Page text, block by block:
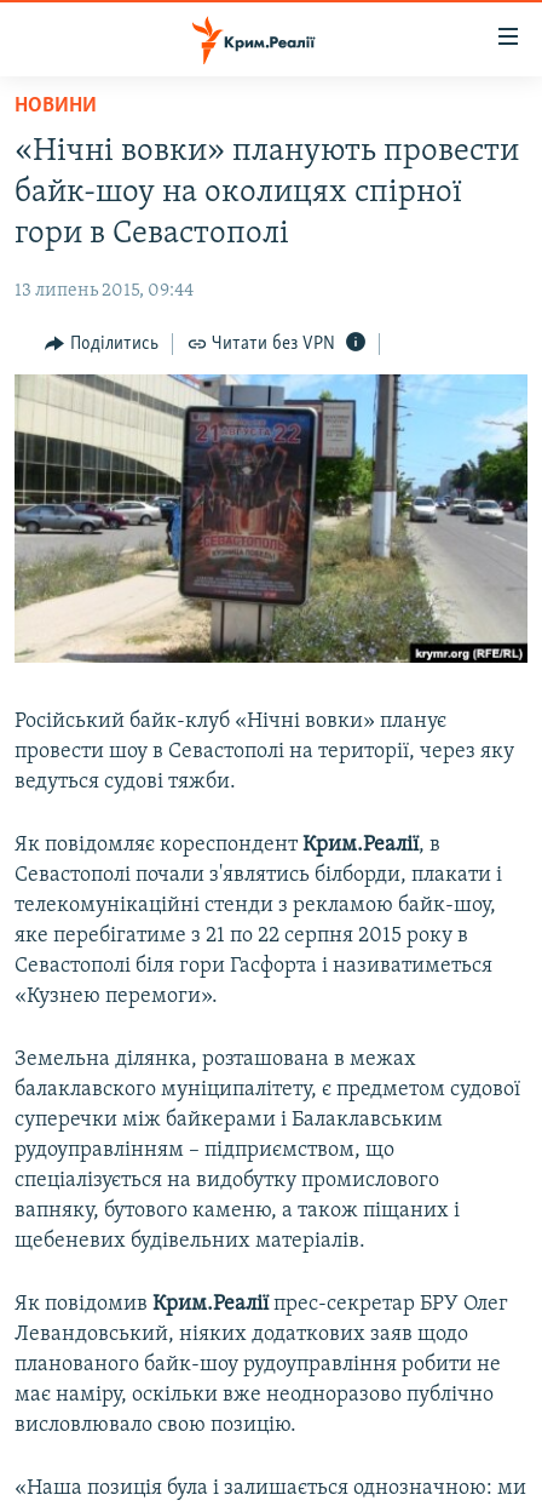
Перейти
основного
матеріалу
до
основної
Перейти
до
пошуку
ВОДА.КРИМ
ВІДЕО ТА ФОТО
БЛОГИ
ПОГЛЯД
ІНТЕРВ'Ю
ВСЕ ЗА ДЕНЬ
СПЕЦПРОЕКТИ
ДЕПОРТАЦІЯ
ВІДЕОУРОКИ «ELIFBE»
СВІДЧЕННЯ ОКУПАЦІЇ
УКРАЇНСЬКА ПРОБЛЕМА КРИМУ
ЯК ОБІЙТИ БЛОКУВАННЯ
Русский
Qırımtatar
НОВИНИ
«Нічні вовки» планують провести
байк-шоу на околицях спірної
гори в Севастополі
13 липень 2015, 09:44
Поділитись Читати без VPN
Російський байк-клуб «Нічні вовки» планує
провести шоу в Севастополі на території, через яку
ведуться судові тяжби.
Як повідомляє кореспондентКрим.Реалії, в
Севастополі почали з'являтись білборди, плакати і
телекомунікаційні стенди з рекламою байк-шоу,
яке перебігатиме з 21 по 22 серпня 2015 року в
Севастополі біля гори Гасфорта і називатиметься
«Кузнею перемоги».
Земельна ділянка, розташована в межах
балаклавского муніципалітету, є предметом судової
суперечки між байкерами і Балаклавським
рудоуправлінням – підприємством, що
спеціалізується на видобутку промислового
вапняку, бутового каменю, а також піщаних і
щебеневих будівельних матеріалів.
Як повідомив Крим.Реаліїпрес-секретар БРУ Олег
Левандовський, ніяких додаткових заяв щодо
планованого байк-шоу рудоуправління робити не
має наміру, оскільки вже неодноразово публічно
висловлювало свою позицію.
«Наша позиція була і залишається однозначною: ми